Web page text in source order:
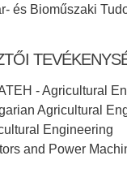
és Bioműszaki
- Agricultural
Agricultural
Engineering
and Power